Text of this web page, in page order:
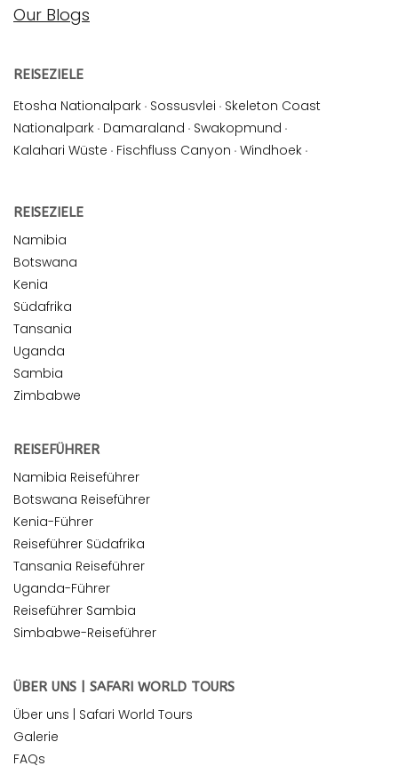
Our Blogs
REISEZIELE
Etosha Nationalpark · Sossusvlei · Skeleton Coast
Nationalpark · Damaraland · Swakopmund ·
Kalahari Wüste · Fischfluss Canyon · Windhoek ·
REISEZIELE
Namibia
Botswana
Kenia
Südafrika
Tansania
Uganda
Sambia
Zimbabwe
REISEFÜHRER
Namibia Reiseführer
Botswana Reiseführer
Kenia-Führer
Reiseführer Südafrika
Tansania Reiseführer
Uganda-Führer
Reiseführer Sambia
Simbabwe-Reiseführer
ÜBER UNS | SAFARI WORLD TOURS
Über uns | Safari World Tours
Galerie
FAQs